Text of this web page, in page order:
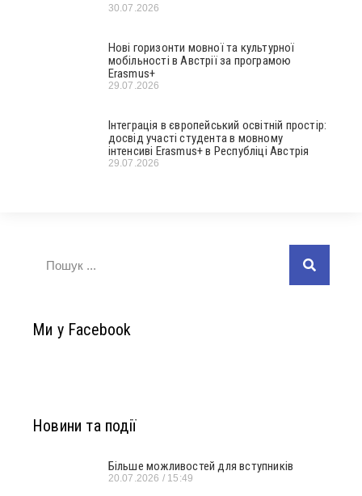
30.07.2026
Нові горизонти мовної та культурної
мобільності в Австрії за програмою
Erasmus+
29.07.2026
Інтеграція в європейський освітній простір:
досвід участі студента в мовному
інтенсиві Erasmus+ в Республіці Австрія
29.07.2026
Ми у Facebook
Новини та події
Більше можливостей для вступників
20.07.2026 15:49